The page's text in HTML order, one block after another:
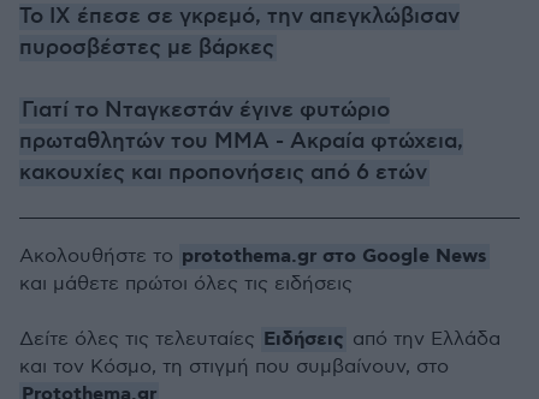
Το ΙΧ έπεσε σε γκρεμό, την απεγκλώβισαν
πυροσβέστες με βάρκες
Γιατί το Νταγκεστάν έγινε φυτώριο
πρωταθλητών του MMA - Ακραία φτώχεια,
κακουχίες και προπονήσεις από 6 ετών
Ακολουθήστε το protothema.gr στο Google News
και μάθετε πρώτοι όλες τις ειδήσεις
Δείτε όλες τις τελευταίες Ειδήσεις από την Ελλάδα
και τον Κόσμο, τη στιγμή που συμβαίνουν, στο